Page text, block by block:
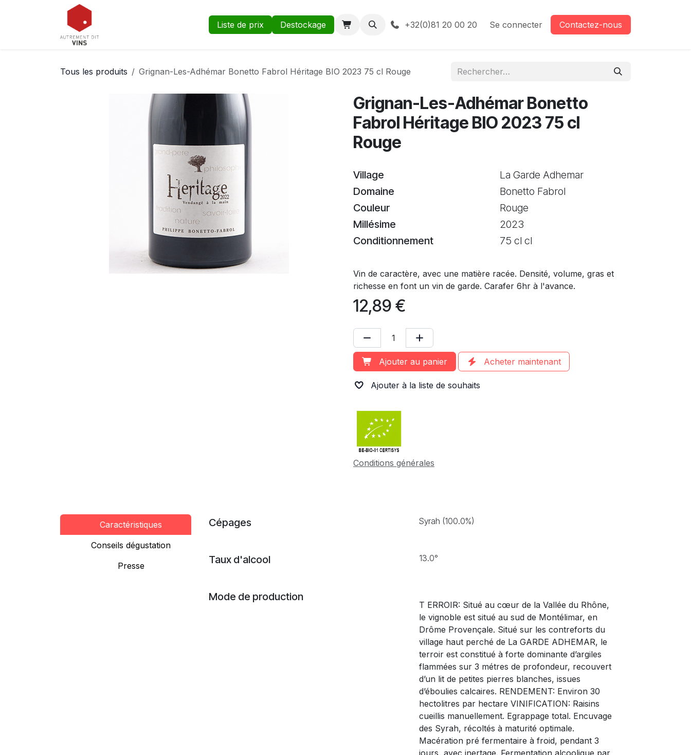
Se rendre au contenu
Liste de prix Destockage +32(0)81 20 00 20 Se connecter Contactez-nous
Tous les produits Grignan-Les-Adhémar Bonetto Fabrol Héritage BIO 2023 75 cl Rouge
Grignan-Les-Adhémar Bonetto
Fabrol Héritage BIO 2023 75 cl
Rouge
Village
La Garde Adhemar
Domaine
Bonetto Fabrol
Couleur
Rouge
Millésime
2023
Conditionnement
75 cl cl
Vin de caractère, avec une matière racée. Densité, volume, gras et
richesse en font un vin de garde. Carafer 6hr à l'avance.
12,89 €
Ajouter au panier Acheter maintenant
Ajouter à la liste de souhaits
Conditions générales
Caractéristiques
Conseils dégustation
Presse
Cépages Syrah (100.0%)
Taux d'alcool 13.0°
Mode de production
T ERROIR: Situé au cœur de la Vallée du Rhône,
le vignoble est situé au sud de Montélimar, en
Drôme Provençale. Situé sur les contreforts du
village haut perché de La GARDE ADHEMAR, le
terroir est constitué à forte dominante d’argiles
flammées sur 3 métres de profondeur, recouvert
d’un lit de petites pierres blanches, issues
d’éboulies calcaires. RENDEMENT: Environ 30
hectolitres par hectare VINIFICATION: Raisins
cueillis manuellement. Egrappage total. Encuvage
des Syrah, récoltés à maturité optimale.
Macération pré fermentaire à froid, pendant 3
jours, avec inertage. Fermentation alcoolique par